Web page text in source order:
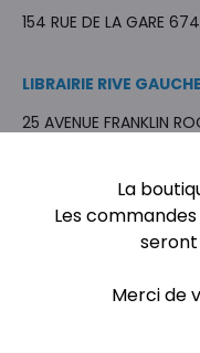
154 RUE DE LA GARE
LIBRAIRIE RIVE GAUCHE
25 AVENUE FRANKLIN
LIBRAIRIE ESPACE-
35 RUE DES WALLONS
LIEGE GUILL HAL <B>
La
Les
Merci de